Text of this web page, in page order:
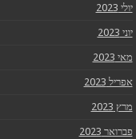
יולי 2023
יוני 2023
מאי 2023
אפריל 2023
מרץ 2023
פברואר 2023